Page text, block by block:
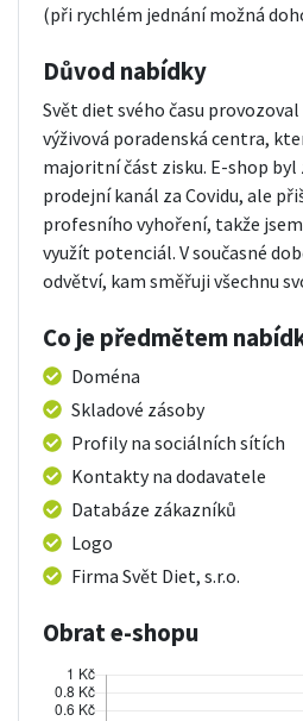
(při rychlém jednání možná
Důvod nabídky
Svět diet svého času
výživová poradenská centra,
majoritní část zisku. E-shop byl
prodejní kanál za Covidu, ale
profesního vyhoření, takže
využít potenciál. V současné
odvětví, kam směřuji všechnu
Co je předmětem
Doména
Skladové zásoby
Profily na sociálních sítích
Kontakty na dodavatele
Databáze zákazníků
Logo
Firma Svět Diet, s.r.o.
Obrat e-shopu